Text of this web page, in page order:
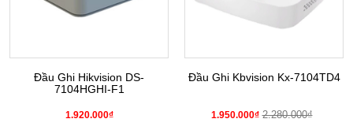
Đầu Ghi Hikvision DS-
7104HGHI-F1
1.920.000₫
Đầu Ghi Kbvision Kx-7104TD4
1.950.000₫ 2.280.000₫